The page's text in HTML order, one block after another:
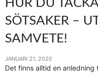
HUR DU
SÖTSAKER –
SAMVETE!
JANUARI 21, 2020
Det finns alltid en